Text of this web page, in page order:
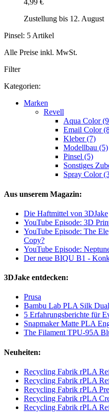
4,99 €
Zustellung bis 12. August
Pinsel: 5 Artikel
Alle Preise inkl. MwSt.
Filter
Kategorien:
Marken
Revell
Aqua Color
Email Color
Kleber (7)
Modellbau (5)
Pinsel (5)
Sonstiges
Spray Color
Aus unserem Magazin:
Die Haftmittel von 3DJake
YouTube Episode: 3D
YouTube Episode: The
Copy?
YouTube Episode:
Der neue BIQU B1 -
3DJake entdecken:
Prusa
Bambu Lab PLA Silk
5 Erfahrungsberichte für
Snapmaker Matte PLA
The Filament TPU-95A
Neuheiten:
Recycling Fabrik rPLA
Recycling Fabrik rPLA
Recycling Fabrik rPLA
Recycling Fabrik rPLA
Recycling Fabrik rPLA